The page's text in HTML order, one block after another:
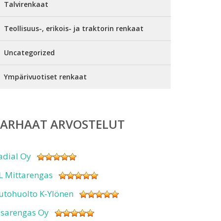
Talvirenkaat
Teollisuus-, erikois- ja traktorin renkaat
Uncategorized
Ympärivuotiset renkaat
ARVOSTELUT
Oy
Mittarengas
K-Ylönen
Oy